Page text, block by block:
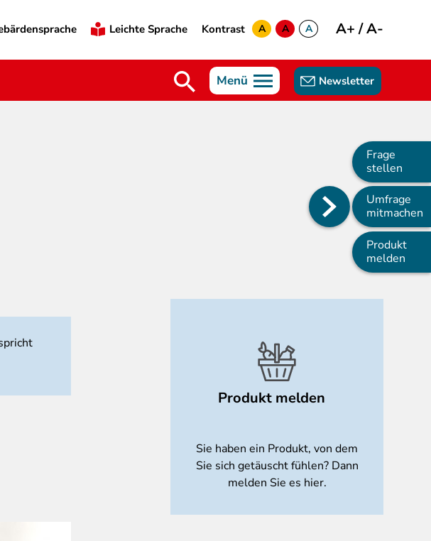
Leichte Sprache Kontrast
A
A
A
A+/A-
Menü Newsletter
Main
navigation
Frage
stellen
Umfrage
mitmachen
Produkt
melden
Produkt melden
Sie haben ein Produkt, von dem
Sie sich getäuscht fühlen? Dann
melden Sie es hier.